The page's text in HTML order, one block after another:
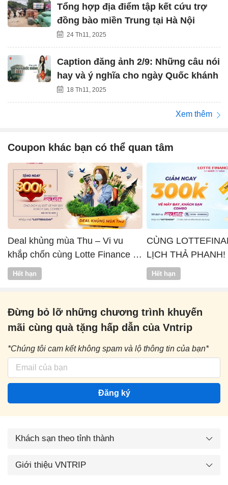
Tổng hợp địa điểm tập kết cứu trợ
đồng bào miền Trung tại Hà Nội
24 Th11, 2025
Caption đăng ảnh 2/9: Những câu nói
hay và ý nghĩa cho ngày Quốc khánh
18 Th11, 2025
Xem thêm
Coupon khác bạn có thể quan tâm
Deal khủng mùa Thu – Vi vu
khắp chốn cùng Lotte Finance x
Vntrip
Hết hạn
CÙNG
LỊCH THẢ PHANH!
Hết hạn
Đừng bỏ lỡ những chương trình khuyến
mãi cùng quà tặng hấp dẫn của Vntrip
*Chúng tôi cam kết không spam và lộ thông tin của bạn*
Đăng ký
Khách sạn theo tỉnh thành
Giới thiệu VNTRIP